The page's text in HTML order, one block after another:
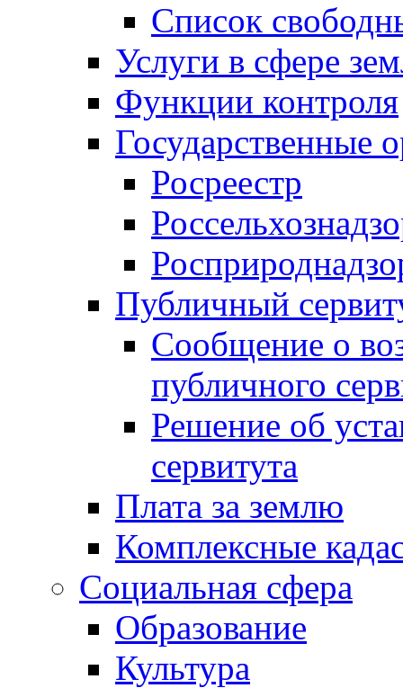
Список
Услуги в сфере
Функции контроля
Государственные
Росреестр
Публичный
Сообщение о
публичного
Решение об
сервитута
Плата за землю
Комплексные
Социальная сфера
Образование
Культура